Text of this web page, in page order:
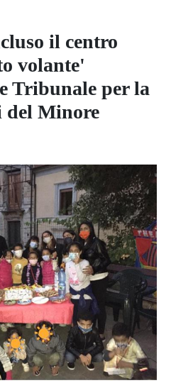
il centro
volante'
Tribunale per la
del Minore